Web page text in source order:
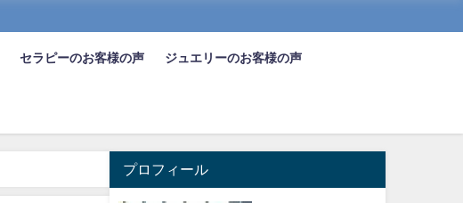
セラピーのお客様の声 ジュエリーのお客様の声
プロフィール